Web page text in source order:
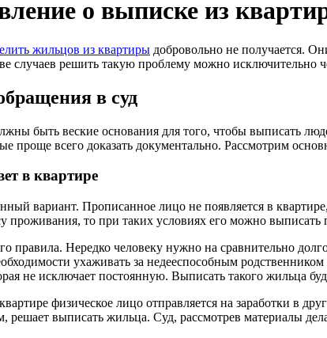
о выписке из
жильцов из квартиры добровольно не получается.
случаев решить такую проблему можно исключительно
в суд
быть веские основания для того, чтобы выписать
проще всего доказать документально. Рассмотрим
в квартире
вариант. Прописанное лицо не появляется в
проживания, то при таких условиях его можно выписать
правила. Нередко человеку нужно на сравнительно
ухаживать за недееспособным
не исключает постоянную. Выписать такого жильца
физическое лицо отправляется на заработки в
решает выписать жильца. Суд, рассмотрев материалы